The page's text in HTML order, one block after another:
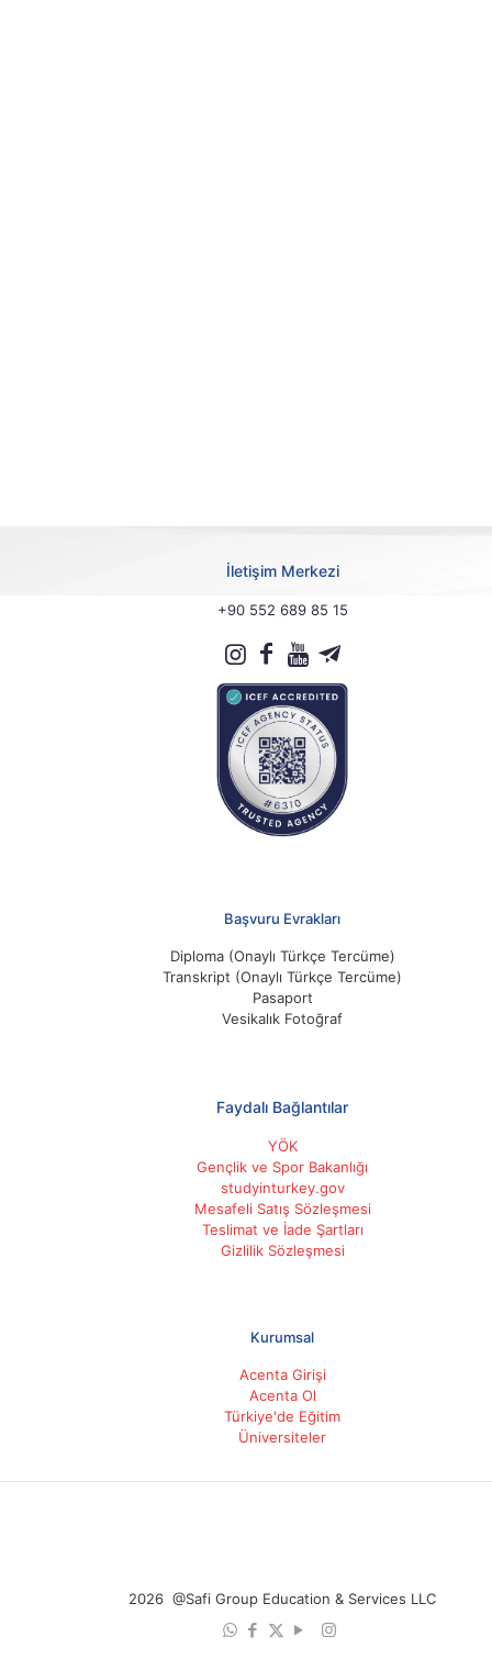
İletişim Merkezi
+90 552 689 85 15
Başvuru Evrakları
Diploma (Onaylı Türkçe Tercüme)
Transkript (Onaylı Türkçe Tercüme)
Pasaport
Vesikalık Fotoğraf
Faydalı Bağlantılar
YÖK
Gençlik ve Spor Bakanlığı
studyinturkey.gov
Mesafeli Satış Sözleşmesi
Teslimat ve İade Şartları
Gizlilik Sözleşmesi
Kurumsal
Acenta Girişi
Acenta Ol
Türkiye'de Eğitim
Üniversiteler
2026 @Safi Group Education & Services LLC